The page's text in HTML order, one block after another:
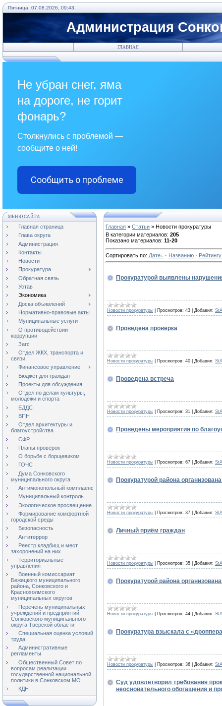
Пятница, 07.08.2026, 09:43
Администрация
ГЛАВНАЯ
Не убран снег, яма
на дороге, не горит
фонарь?
Столкнулись с проблемой —
сообщите о ней!
Сообщить о проблеме
МЕНЮ САЙТА
Главная страница
Глава округа
Администрация
Контакты
Новости
Прокуратура
Обратная связь
Устав
Экономика
Доска объявлений
Нормативно-правовые акты
Муниципальные услуги
О противодействии
коррупции
Загс
Отдел ЖКХ, транспорта и
связи
Финансовое управление
Бюджет для граждан
Проекты для обсуждения
Отдел по делам культуры,
молодёжи и спорта
ЕДДС
ВПН
Отдел архитектуры и
благоустройства
СФР
Планы проверок
О борьбе с борщевиком
ГОЧС
Дума Сонковского
муниципального округа
Антимонопольный комплаенс
Муниципальный контроль
Экологическое просвещение
Формирование комфортной
городской среды
Безопасность
Антитеррор
Реестр кладбищ и мест
захоронений на них
Территориальные
управления
Военный комиссариат
Бежецкого муниципального
района, Сонковского и
Краснохолмского
муниципальных округов
Перечень муниципальных
учреждений и предприятий
Сонковского муниципального
округа Тверской области
Специальная оценка условий
труда
Административные
регламенты
Общественный Совет по
вопросам реализации
государственной национальной
политики в Сонковском МО
КДН
Главная » Статьи » Новости прокуратуры
В категории материалов: 205
Показано материалов: 11-20
Сортировать по: Дате · Названию · Рейтингу
Прокуратурой выявлены
Новости прокуратуры Просмотров: 43 Добавил:
Проведена проверка
Новости прокуратуры Просмотров: 40 Добавил:
Проведена встреча
Новости прокуратуры Просмотров: 31 Добавил:
Проведены мероприятия по
Новости прокуратуры Просмотров: 67 Добавил:
Прокуратурой района
Новости прокуратуры Просмотров: 37 Добавил:
Личный приём граждан
Новости прокуратуры Просмотров: 35 Добавил:
Прокуратурой района
Новости прокуратуры Просмотров: 44 Добавил:
Прокуратура взыскала с
Новости прокуратуры Просмотров: 36 Добавил:
Суд удовлетворил требования
неосновательного обогащения и